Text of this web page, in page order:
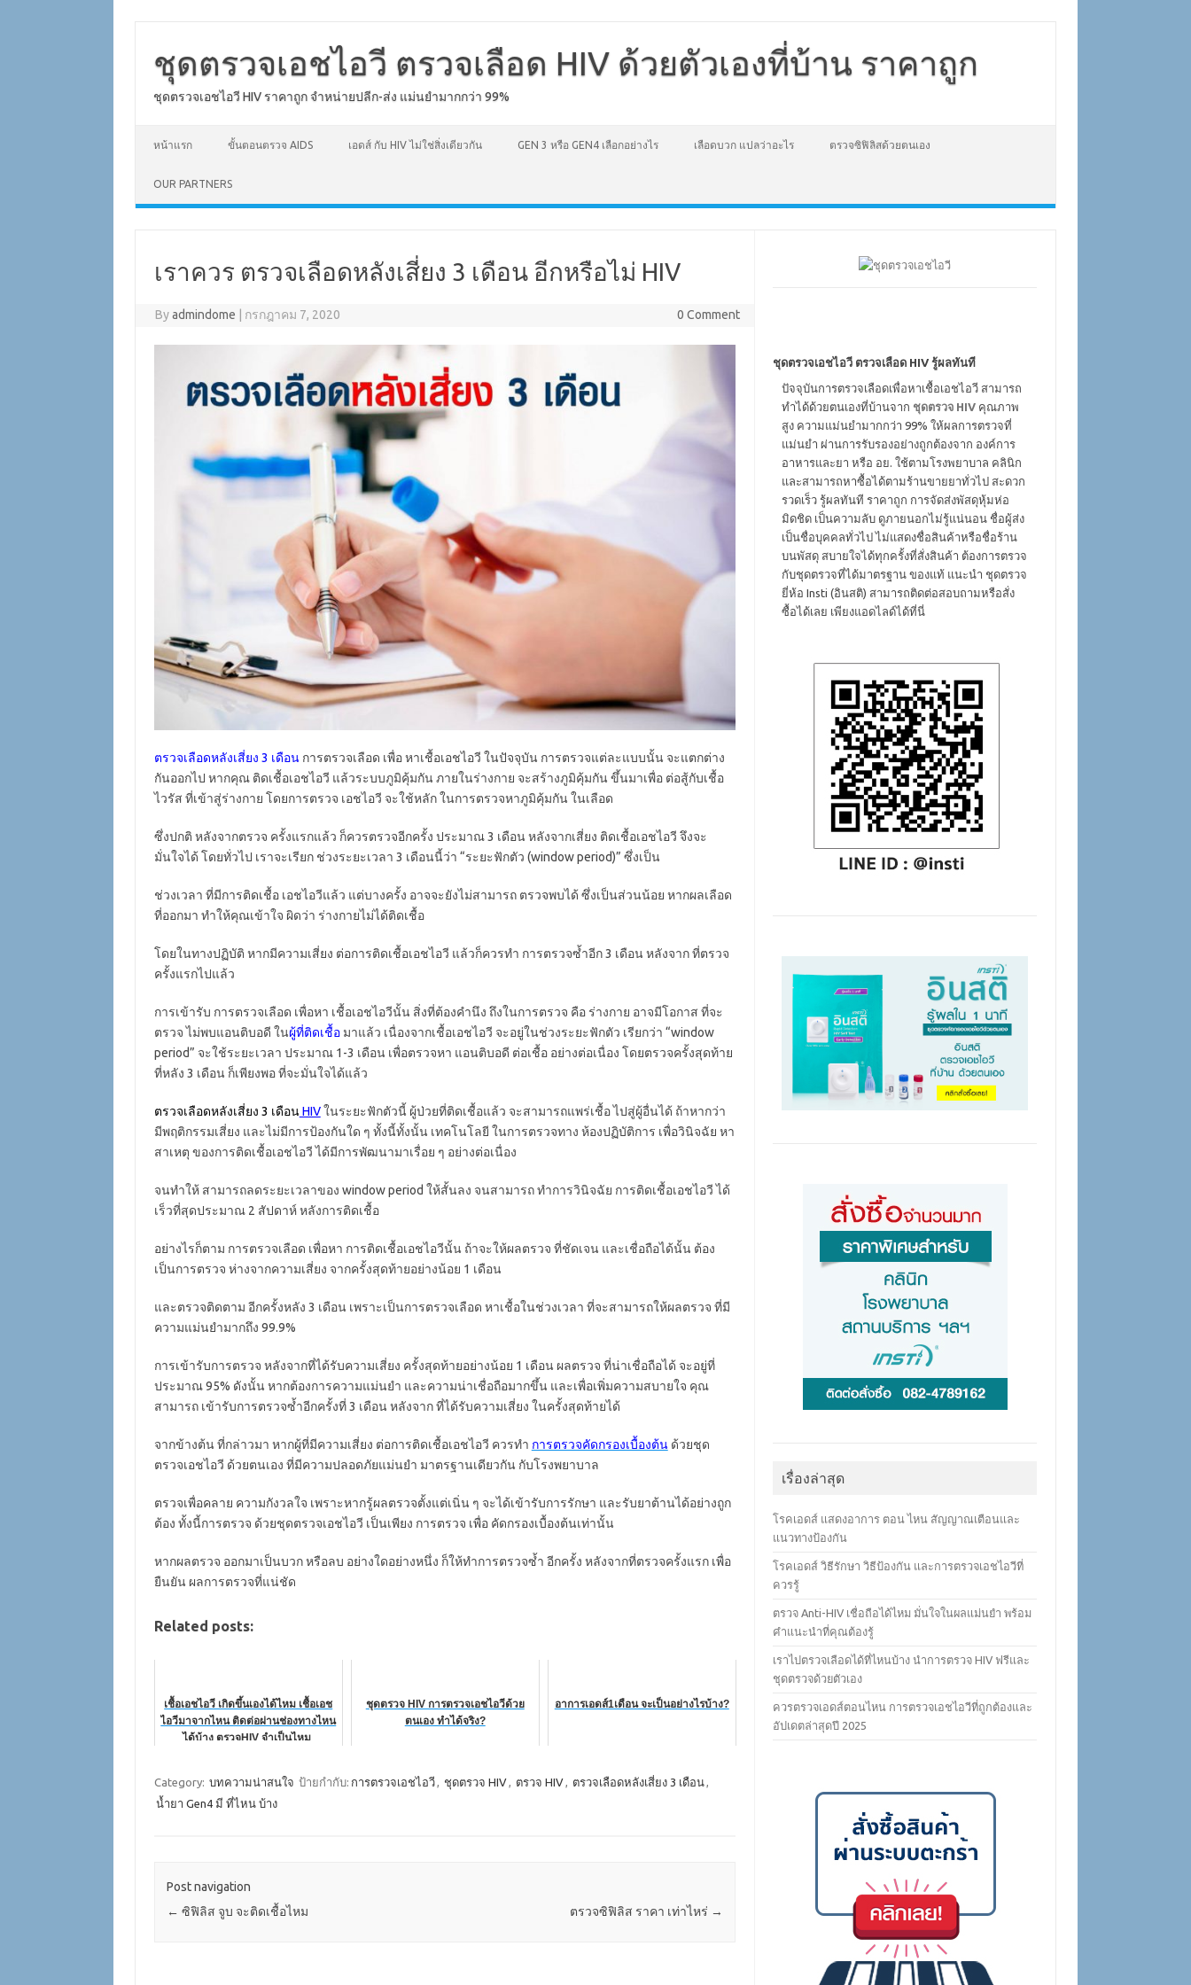
ชุดตรวจเอชไอวี ตรวจเลือด HIV ด้วยตัวเองที่บ้าน ราคาถูก
ชุดตรวจเอชไอวี HIV ราคาถูก จำหน่ายปลีก-ส่ง แม่นยำมากกว่า 99%
หน้าแรก ขั้นตอนตรวจ AIDS เอดส์ กับ HIV ไม่ใช่สิ่งเดียวกัน GEN 3 หรือ GEN4 เลือกอย่างไร เลือดบวก แปลว่าอะไร ตรวจซิฟิลิสด้วยตนเอง
OUR PARTNERS
เราควร ตรวจเลือดหลังเสี่ยง 3 เดือน อีกหรือไม่ HIV
Byadmindome กรกฎาคม 7, 2020 0 Comment
ตรวจเลือดหลังเสี่ยง 3 เดือนการตรวจเลือด เพื่อ หาเชื้อเอชไอวี ในปัจจุบัน การตรวจแต่ละแบบนั้น จะแตกต่าง
กันออกไป หากคุณ ติดเชื้อเอชไอวี แล้วระบบภูมิคุ้มกัน ภายในร่างกาย จะสร้างภูมิคุ้มกัน ขึ้นมาเพื่อ ต่อสู้กับเชื้อ
ไวรัส ที่เข้าสู่ร่างกาย โดยการตรวจ เอชไอวี จะใช้หลัก ในการตรวจหาภูมิคุ้มกัน ในเลือด
ซึ่งปกติ หลังจากตรวจ ครั้งแรกแล้ว ก็ควรตรวจอีกครั้ง ประมาณ 3 เดือน หลังจากเสี่ยง ติดเชื้อเอชไอวี จึงจะ
มั่นใจได้ โดยทั่วไป เราจะเรียก ช่วงระยะเวลา 3 เดือนนี้ว่า “ระยะฟักตัว (window period)” ซึ่งเป็น
ช่วงเวลา ที่มีการติดเชื้อ เอชไอวีแล้ว แต่บางครั้ง อาจจะยังไม่สามารถ ตรวจพบได้ ซึ่งเป็นส่วนน้อย หากผลเลือด
ที่ออกมา ทำให้คุณเข้าใจ ผิดว่า ร่างกายไม่ได้ติดเชื้อ
โดยในทางปฏิบัติ หากมีความเสี่ยง ต่อการติดเชื้อเอชไอวี แล้วก็ควรทำ การตรวจซ้ำอีก 3 เดือน หลังจาก ที่ตรวจ
ครั้งแรกไปแล้ว
การเข้ารับ การตรวจเลือด เพื่อหา เชื้อเอชไอวีนั้น สิ่งที่ต้องคำนึง ถึงในการตรวจ คือ ร่างกาย อาจมีโอกาส ที่จะ
ตรวจ ไม่พบแอนติบอดี ในผู้ที่ติดเชื้อ มาแล้ว เนื่องจากเชื้อเอชไอวี จะอยู่ในช่วงระยะฟักตัว เรียกว่า “window
period” จะใช้ระยะเวลา ประมาณ 1-3 เดือน เพื่อตรวจหา แอนติบอดี ต่อเชื้อ อย่างต่อเนื่อง โดยตรวจครั้งสุดท้าย
ที่หลัง 3 เดือน ก็เพียงพอ ที่จะมั่นใจได้แล้ว
ตรวจเลือดหลังเสี่ยง 3 เดือนHIV ในระยะฟักตัวนี้ ผู้ป่วยที่ติดเชื้อแล้ว จะสามารถแพร่เชื้อ ไปสู่ผู้อื่นได้ ถ้าหากว่า
มีพฤติกรรมเสี่ยง และไม่มีการป้องกันใด ๆ ทั้งนี้ทั้งนั้น เทคโนโลยี ในการตรวจทาง ห้องปฏิบัติการ เพื่อวินิจฉัย หา
สาเหตุ ของการติดเชื้อเอชไอวี ได้มีการพัฒนามาเรื่อย ๆ อย่างต่อเนื่อง
จนทำให้ สามารถลดระยะเวลาของ window period ให้สั้นลง จนสามารถ ทำการวินิจฉัย การติดเชื้อเอชไอวี ได้
เร็วที่สุดประมาณ 2 สัปดาห์ หลังการติดเชื้อ
อย่างไรก็ตาม การตรวจเลือด เพื่อหา การติดเชื้อเอชไอวีนั้น ถ้าจะให้ผลตรวจ ที่ชัดเจน และเชื่อถือได้นั้น ต้อง
เป็นการตรวจ ห่างจากความเสี่ยง จากครั้งสุดท้ายอย่างน้อย 1 เดือน
และตรวจติดตาม อีกครั้งหลัง 3 เดือน เพราะเป็นการตรวจเลือด หาเชื้อในช่วงเวลา ที่จะสามารถให้ผลตรวจ ที่มี
ความแม่นยำมากถึง 99.9%
การเข้ารับการตรวจ หลังจากที่ได้รับความเสี่ยง ครั้งสุดท้ายอย่างน้อย 1 เดือน ผลตรวจ ที่น่าเชื่อถือได้ จะอยู่ที่
ประมาณ 95% ดังนั้น หากต้องการความแม่นยำ และความน่าเชื่อถือมากขึ้น และเพื่อเพิ่มความสบายใจ คุณ
สามารถ เข้ารับการตรวจซ้ำอีกครั้งที่ 3 เดือน หลังจาก ที่ได้รับความเสี่ยง ในครั้งสุดท้ายได้
จากข้างต้น ที่กล่าวมา หากผู้ที่มีความเสี่ยง ต่อการติดเชื้อเอชไอวี ควรทำ การตรวจคัดกรองเบื้องต้นด้วยชุด
ตรวจเอชไอวี ด้วยตนเอง ที่มีความปลอดภัยแม่นยำ มาตรฐานเดียวกัน กับโรงพยาบาล
ตรวจเพื่อคลาย ความกังวลใจ เพราะหากรู้ผลตรวจตั้งแต่เนิ่น ๆ จะได้เข้ารับการรักษา และรับยาต้านได้อย่างถูก
ต้อง ทั้งนี้การตรวจ ด้วยชุดตรวจเอชไอวี เป็นเพียง การตรวจ เพื่อ คัดกรองเบื้องต้นเท่านั้น
หากผลตรวจ ออกมาเป็นบวก หรือลบ อย่างใดอย่างหนึ่ง ก็ให้ทำการตรวจซ้ำ อีกครั้ง หลังจากที่ตรวจครั้งแรก เพื่อ
ยืนยัน ผลการตรวจที่แน่ชัด
Related posts:
เชื้อเอชไอวี เกิดขึ้นเองได้ไหม เชื้อเอช
ไอวีมาจากไหน ติดต่อผ่านช่องทางไหน
ได้บ้าง ตรวจHIV จำเป็นไหม
ชุดตรวจ HIV การตรวจเอชไอวีด้วย
ตนเอง ทำได้จริง?
อาการเอดส์1เดือน จะเป็นอย่างไรบ้าง?
Category: บทความน่าสนใจ ป้ายกำกับ: การตรวจเอชไอวี ชุดตรวจ HIV ตรวจ HIV ตรวจเลือดหลังเสี่ยง 3 เดือน
น้ำยา Gen4 มี ที่ไหน บ้าง
Post navigation
← ซิฟิลิส จูบ จะติดเชื้อไหม ตรวจซิฟิลิส ราคา เท่าไหร่ →
ชุดตรวจเอชไอวี ตรวจเลือด HIV รู้ผลทันที
ปัจจุบันการตรวจเลือดเพื่อหาเชื้อเอชไอวี สามารถ
ทำได้ด้วยตนเองที่บ้านจาก ชุดตรวจ HIV คุณภาพ
สูง ความแม่นยำมากกว่า 99% ให้ผลการตรวจที่
แม่นยำ ผ่านการรับรองอย่างถูกต้องจาก องค์การ
อาหารและยา หรือ อย. ใช้ตามโรงพยาบาล คลินิก
และสามารถหาซื้อได้ตามร้านขายยาทั่วไป สะดวก
รวดเร็ว รู้ผลทันที ราคาถูก การจัดส่งพัสดุหุ้มห่อ
มิดชิด เป็นความลับ ดูภายนอกไม่รู้แน่นอน ชื่อผู้ส่ง
เป็นชื่อบุคคลทั่วไป ไม่แสดงชื่อสินค้าหรือชื่อร้าน
บนพัสดุ สบายใจได้ทุกครั้งที่สั่งสินค้า ต้องการตรวจ
กับชุดตรวจที่ได้มาตรฐาน ของแท้ แนะนำ ชุดตรวจ
ยี่ห้อ Insti (อินสติ) สามารถติดต่อสอบถามหรือสั่ง
ซื้อได้เลย เพียงแอดไลด์ได้ที่นี่
เรื่องล่าสุด
โรคเอดส์ แสดงอาการ ตอน ไหน สัญญาณเตือนและ
แนวทางป้องกัน
โรคเอดส์ วิธีรักษา วิธีป้องกัน และการตรวจเอชไอวีที่
ควรรู้
ตรวจ Anti-HIV เชื่อถือได้ไหม มั่นใจในผลแม่นยำ พร้อม
คำแนะนำที่คุณต้องรู้
เราไปตรวจเลือดได้ที่ไหนบ้าง นำการตรวจ HIV ฟรีและ
ชุดตรวจด้วยตัวเอง
ควรตรวจเอดส์ตอนไหน การตรวจเอชไอวีที่ถูกต้องและ
อัปเดตล่าสุดปี 2025